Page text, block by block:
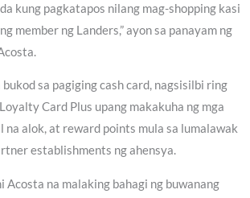
kung pagkatapos nilang mag-shopping kasi
member ng Landers,” ayon sa panayam ng
sa pagiging cash card, nagsisilbi ring
Card Plus upang makakuha ng mga
na alok, at reward points mula sa lumalawak
establishments ng ahensya.
Acosta na malaking bahagi ng buwanang